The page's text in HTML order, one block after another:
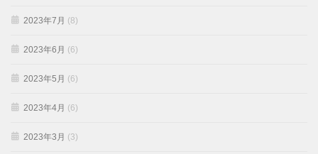
2023年7月 (8)
2023年6月 (6)
2023年5月 (6)
2023年4月 (6)
2023年3月 (3)